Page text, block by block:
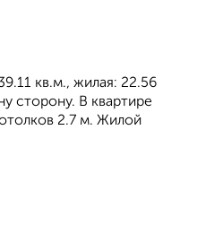
кв.м., жилая: 22.56
сторону. В квартире
2.7 м. Жилой